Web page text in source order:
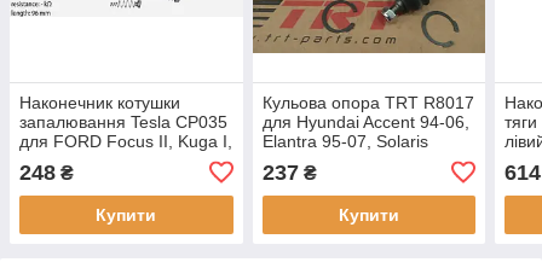
Наконечник котушки
запалювання Tesla CP035
для FORD Focus II, Kuga I,
VOLVO C30, C70 II, S40 II,
S60 I, S80
248 ₴
Купити
Кульова опора TRT R8017
для Hyundai Accent 94-06,
Elantra 95-07, Solaris
2010, Gets, i20, Kia Cerato
04-09, Rio 2011
237₴
Купити
II,
614